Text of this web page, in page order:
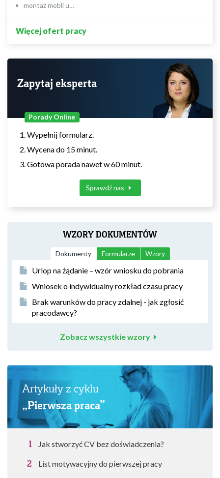
montaż mebli u…
Więcej ofert pracy
Zapytaj eksperta
Porady Online
Wypełnij formularz.
Wycena do 15 minut.
Gotowa porada nawet w 60 minut.
Sprawdź nas
WZORY DOKUMENTÓW
Dokumenty Formularze Wzory
Urlop na żądanie – wzór wniosku do pobrania
Wniosek o indywidualny rozkład czasu pracy
Brak warunków do pracy zdalnej - jak zgłosić
pracodawcy?
Zobacz wszystkie wzory
Artykuły z cyklu
„Pierwsza praca”
Jak stworzyć CV bez doświadczenia?
List motywacyjny do pierwszej pracy